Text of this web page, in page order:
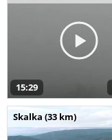
15:29
Skalka (33 km)